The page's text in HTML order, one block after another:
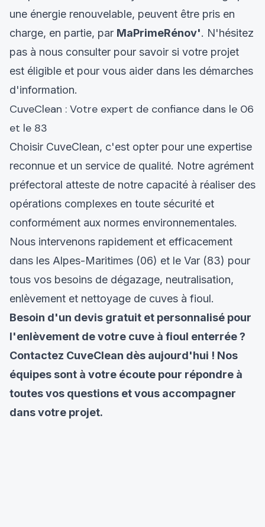
une énergie renouvelable, peuvent être pris en
charge, en partie, par MaPrimeRénov'. N'hésitez
pas à nous consulter pour savoir si votre projet
est éligible et pour vous aider dans les démarches
d'information.
CuveClean : Votre expert de confiance dans le 06
et le 83
Choisir CuveClean, c'est opter pour une expertise
reconnue et un service de qualité. Notre agrément
préfectoral atteste de notre capacité à réaliser des
opérations complexes en toute sécurité et
conformément aux normes environnementales.
Nous intervenons rapidement et efficacement
dans les Alpes-Maritimes (06) et le Var (83) pour
tous vos besoins de dégazage, neutralisation,
enlèvement et nettoyage de cuves à fioul.
Besoin d'un devis gratuit et personnalisé pour
l'enlèvement de votre cuve à fioul enterrée ?
Contactez CuveClean dès aujourd'hui ! Nos
équipes sont à votre écoute pour répondre à
toutes vos questions et vous accompagner
dans votre projet.